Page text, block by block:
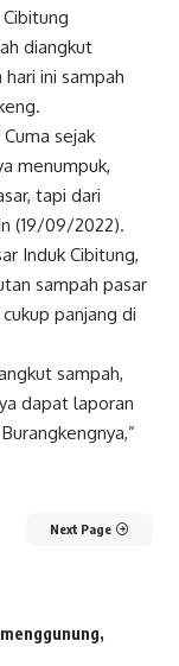
diangkut
ini sampah
sejak
menumpuk,
tapi dari
(19/09/2022).
Induk Cibitung,
sampah pasar
panjang di
sampah,
dapat laporan
Next Page